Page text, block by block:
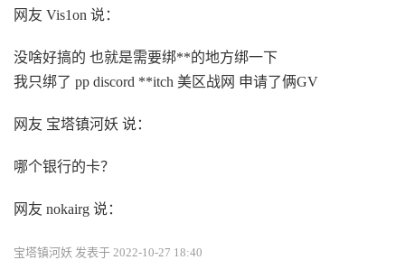
网友 Vis1on 说：
没啥好搞的 也就是需要绑**的地方绑一下
我只绑了 pp discord **itch 美区战网 申请了俩GV
网友 宝塔镇河妖 说：
哪个银行的卡？
网友 nokairg 说：
宝塔镇河妖 发表于 2022-10-27 18:40